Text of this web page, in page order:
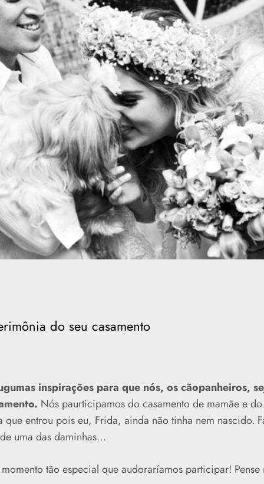
do seu casamento
inspirações para que nós, os cãopanheiros,
Nós paurticipamos do casamento de mamãe e
que entrou pois eu, Frida, ainda não tinha nem nascido.
uma das daminhas…
tão especial que audoraríamos participar! Pense